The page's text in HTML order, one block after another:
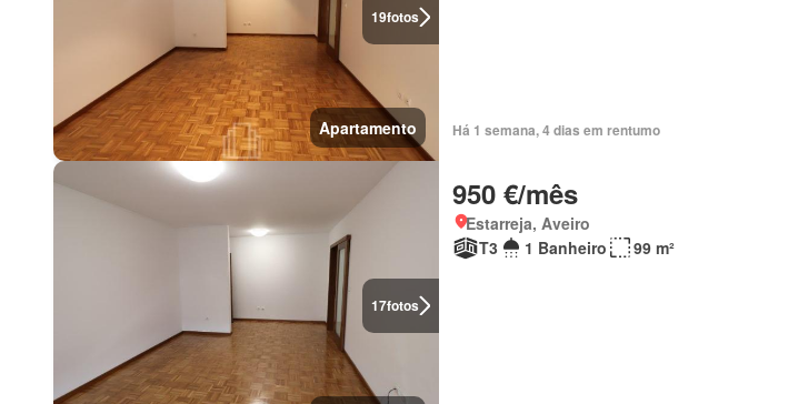
19fotos
Apartamento Há 1 semana, 4 dias em rentumo
17fotos
950 €/mês
Estarreja, Aveiro
T3
1 Banheiro 99 m²